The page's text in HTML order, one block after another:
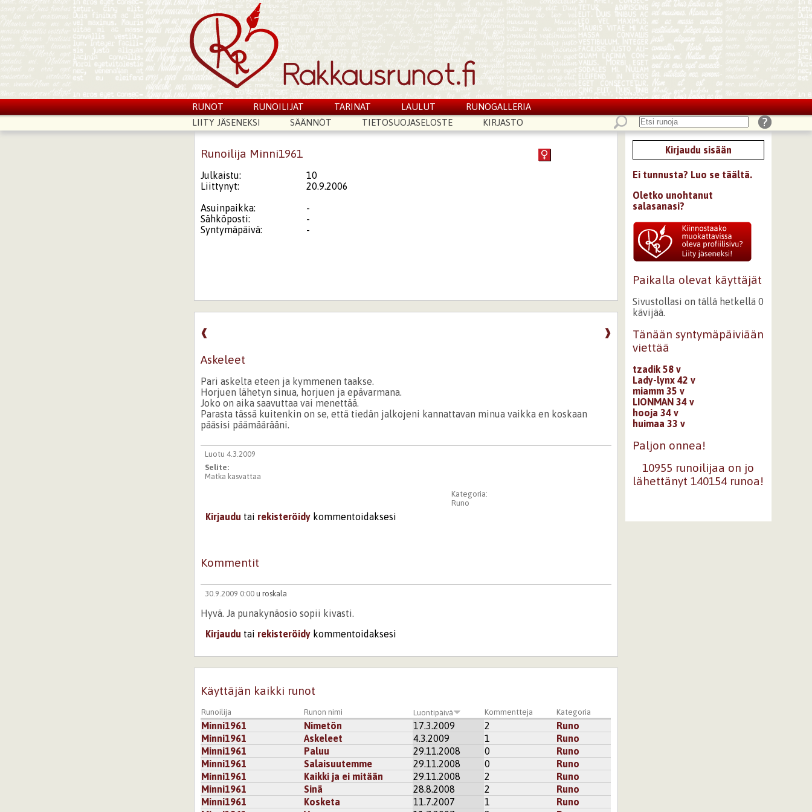
RUNOT RUNOILIJAT TARINAT LAULUT
RUNOGALLERIA
LIITY JÄSENEKSI
SÄÄNNÖT TIETOSUOJASELOSTE KIRJASTO
Runoilija Minni1961
Julkaistu:
10
Liittynyt:
20.9.2006
Asuinpaikka:
-
Sähköposti:
-
Syntymäpäivä:
-
❱
❰
Askeleet
Pari askelta eteen ja kymmenen taakse.
Horjuen lähetyn sinua, horjuen ja epävarmana.
Joko on aika saavuttaa vai menettää.
Parasta tässä kuitenkin on se, että tiedän jalkojeni kannattavan minua vaikka en koskaan
pääsisi päämäärääni.
Luotu 4.3.2009
Selite:
Matka kasvattaa
Kategoria:
Runo
Kirjaudu tai rekisteröidy kommentoidaksesi
Kommentit
30.9.2009 0:00 u roskala
Hyvä. Ja punakynäosio sopii kivasti.
Kirjaudu tai rekisteröidy kommentoidaksesi
Käyttäjän kaikki runot
Runoilija Runon nimi Luontipäivä Kommentteja Kategoria
Minni1961 Nimetön 17.3.2009 2
Runo
Minni1961
Askeleet 4.3.2009 1
Runo
Minni1961
Paluu 29.11.2008 0
Runo
Minni1961
Salaisuutemme 29.11.2008 0
Runo
Minni1961
Kaikki ja ei mitään 29.11.2008 2
Runo
Minni1961
Sinä 28.8.2008 2
Runo
Minni1961
Kosketa 11.7.2007 1
Runo
Kirjaudu sisään
Ei tunnusta? Luo se täältä.
Oletko unohtanut
salasanasi?
Paikalla olevat käyttäjät
Sivustollasi on tällä hetkellä 0
kävijää.
Tänään syntymäpäiviään
viettää
tzadik 58 v
Lady-lynx 42 v
miamm 35 v
LIONMAN 34 v
hooja 34 v
huimaa 33 v
Paljon onnea!
10955 runoilijaa on jo
lähettänyt 140154 runoa!